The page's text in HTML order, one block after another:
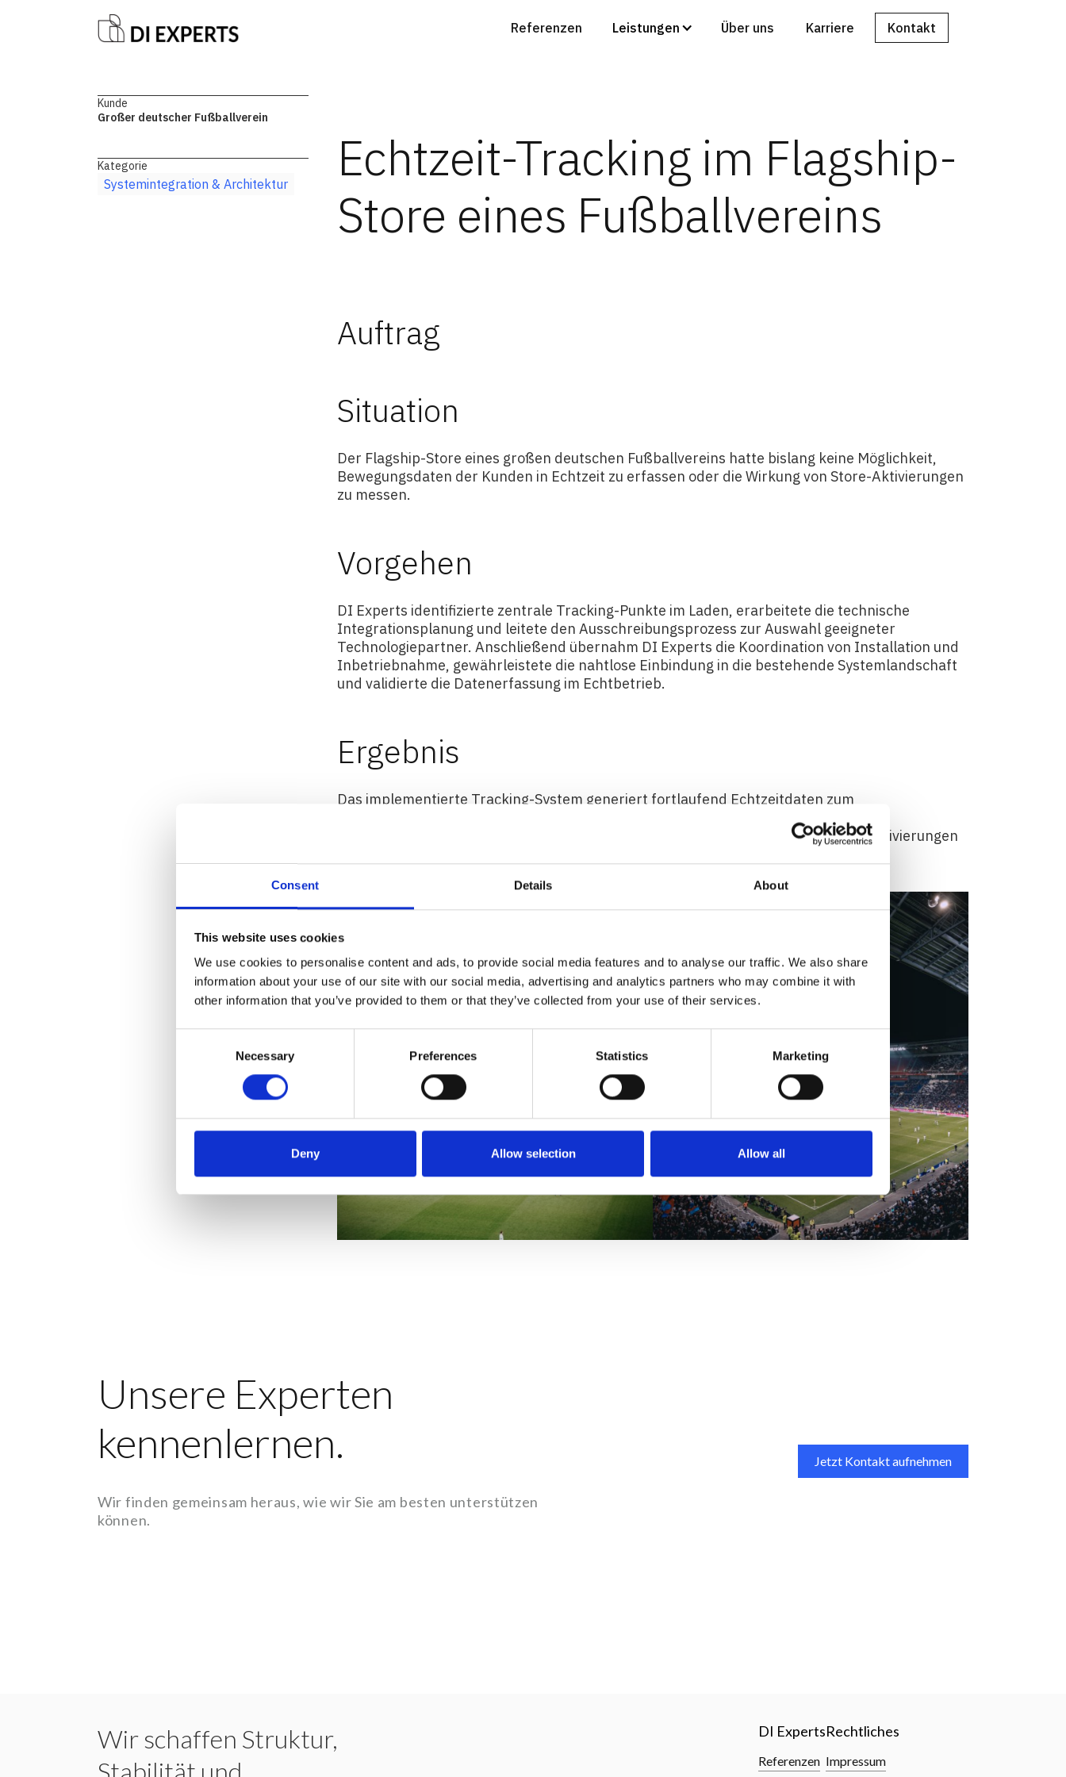
Consent Details About
This website uses cookies
We use cookies to personalise content and ads, to provide social media features and to analyse our traffic. We also share
information about your use of our site with our social media, advertising and analytics partners who may combine it with
other information that you’ve provided to them or that they’ve collected from your use of their services.
Necessary Preferences Statistics Marketing
Deny Allow selection Allow all
Referenzen Leistungen Über uns Karriere Kontakt
Kunde
Großer deutscher Fußballverein
Kategorie
Systemintegration & Architektur
Echtzeit-Tracking im Flagship-
Store eines Fußballvereins
Auftrag
Situation
Der Flagship-Store eines großen deutschen Fußballvereins hatte bislang keine Möglichkeit,
Bewegungsdaten der Kunden in Echtzeit zu erfassen oder die Wirkung von Store-Aktivierungen
zu messen.
Vorgehen
DI Experts identifizierte zentrale Tracking-Punkte im Laden, erarbeitete die technische
Integrationsplanung und leitete den Ausschreibungsprozess zur Auswahl geeigneter
Technologiepartner. Anschließend übernahm DI Experts die Koordination von Installation und
Inbetriebnahme, gewährleistete die nahtlose Einbindung in die bestehende Systemlandschaft
und validierte die Datenerfassung im Echtbetrieb.
Ergebnis
Das implementierte Tracking-System generiert fortlaufend Echtzeitdaten zum
Einkaufserlebnis. Durch optimierte Produktplatzierung und zielgerichtete Store-Aktivierungen
Unsere Experten
kennenlernen.
Wir finden gemeinsam heraus, wie wir Sie am besten unterstützen
können.
Jetzt Kontakt aufnehmen
Wir schaffen Struktur,
DI Experts
Referenzen
Rechtliches
Impressum